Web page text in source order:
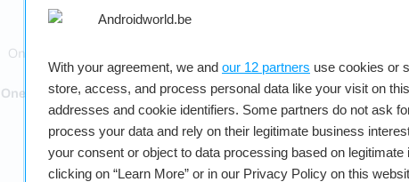
With your agreement, we and our 12 partners use cookies or
store, access, and process personal data like your visit on
addresses and cookie identifiers. Some partners do not ask
process your data and rely on their legitimate business
your consent or object to data processing based on
clicking on “Learn More” or in our Privacy Policy on this
OnePlus Pad Go